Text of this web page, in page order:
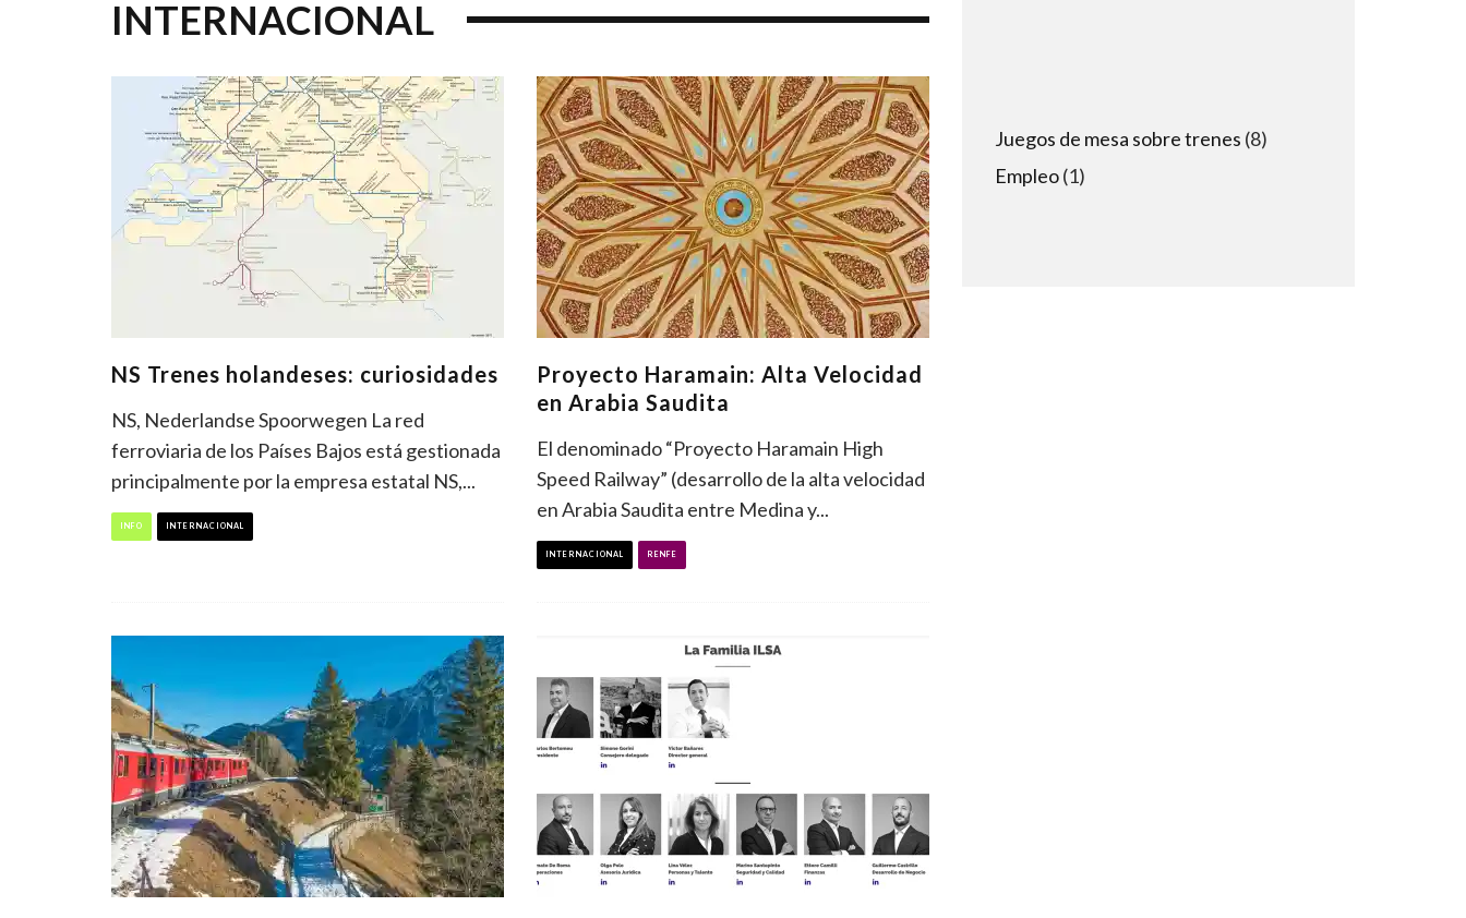
INTERNACIONAL
NS Trenes holandeses: curiosidades
NS, Nederlandse Spoorwegen La red
ferroviaria de los Países Bajos está gestionada
principalmente por la empresa estatal NS,...
INFO INTERNACIONAL
Proyecto Haramain: Alta Velocidad
en Arabia Saudita
El denominado “Proyecto Haramain High
Speed Railway” (desarrollo de la alta velocidad
en Arabia Saudita entre Medina y...
INTERNACIONAL RENFE
Juegos de mesa sobre trenes 88
Empleo 11